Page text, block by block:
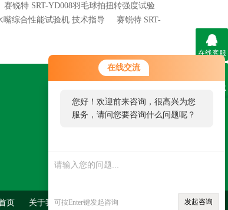
在线交流
您好！欢迎前来咨询，很高兴为您
服务，请问您要咨询什么问题呢？
可按Enter键发起咨询 发起咨询
赛锐特 SRT-YD008羽毛球拍扭转强度试验
嘴综合性能试验机 技术指导
赛锐特 SRT-
页 关于我们 联系我们
在线客服
联系方式